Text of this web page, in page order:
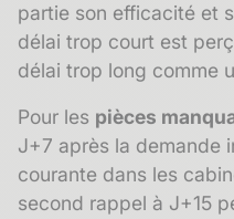
partie son efficacité et
délai trop court est
délai trop long comme
Pour les pièces
J+7 après la demande
courante dans les
second rappel à J+15